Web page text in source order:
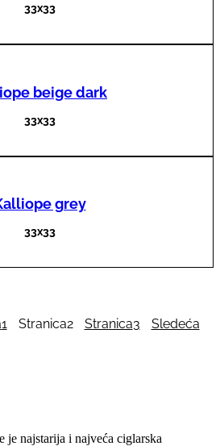
33x33
beige dark
33x33
grey
33x33
1 Stranica2 Stranica3 Sledeća
je najstarija i najveća ciglarska